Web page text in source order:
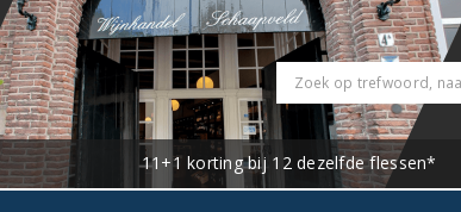
11+1 korting bij 12 dezelfde flessen*